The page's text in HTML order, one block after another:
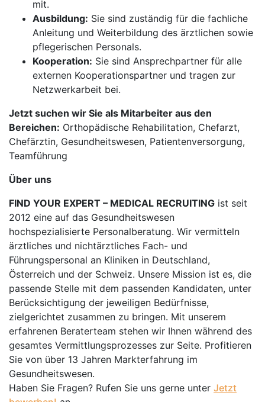
mit.
Ausbildung: Sie sind zuständig für die fachliche
Anleitung und Weiterbildung des ärztlichen sowie
pflegerischen Personals.
Kooperation: Sie sind Ansprechpartner für alle
externen Kooperationspartner und tragen zur
Netzwerkarbeit bei.
Jetzt suchen wir Sie als Mitarbeiter aus den
Bereichen: Orthopädische Rehabilitation, Chefarzt,
Chefärztin, Gesundheitswesen, Patientenversorgung,
Teamführung
Über uns
FIND YOUR EXPERT – MEDICAL RECRUITING ist seit
2012 eine auf das Gesundheitswesen
hochspezialisierte Personalberatung. Wir vermitteln
ärztliches und nichtärztliches Fach- und
Führungspersonal an Kliniken in Deutschland,
Österreich und der Schweiz. Unsere Mission ist es, die
passende Stelle mit dem passenden Kandidaten, unter
Berücksichtigung der jeweiligen Bedürfnisse,
zielgerichtet zusammen zu bringen. Mit unserem
erfahrenen Beraterteam stehen wir Ihnen während des
gesamtes Vermittlungsprozesses zur Seite. Profitieren
Sie von über 13 Jahren Markterfahrung im
Gesundheitswesen.
Haben Sie Fragen? Rufen Sie uns gerne unter Jetzt